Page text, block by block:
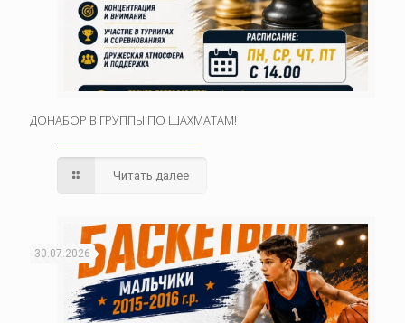
ДОНАБОР В ГРУППЫ ПО ШАХМАТАМ!
Читать далее
30.07.2026